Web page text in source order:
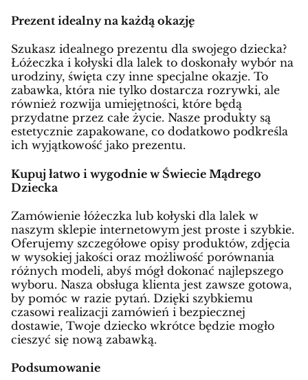
Prezent idealny na każdą okazję
Szukasz idealnego prezentu dla swojego dziecka?
Łóżeczka i kołyski dla lalek to doskonały wybór na
urodziny, święta czy inne specjalne okazje. To
zabawka, która nie tylko dostarcza rozrywki, ale
również rozwija umiejętności, które będą
przydatne przez całe życie. Nasze produkty są
estetycznie zapakowane, co dodatkowo podkreśla
ich wyjątkowość jako prezentu.
Kupuj łatwo i wygodnie w Świecie Mądrego
Dziecka
Zamówienie łóżeczka lub kołyski dla lalek w
naszym sklepie internetowym jest proste i szybkie.
Oferujemy szczegółowe opisy produktów, zdjęcia
w wysokiej jakości oraz możliwość porównania
różnych modeli, abyś mógł dokonać najlepszego
wyboru. Nasza obsługa klienta jest zawsze gotowa,
by pomóc w razie pytań. Dzięki szybkiemu
czasowi realizacji zamówień i bezpiecznej
dostawie, Twoje dziecko wkrótce będzie mogło
cieszyć się nową zabawką.
Podsumowanie